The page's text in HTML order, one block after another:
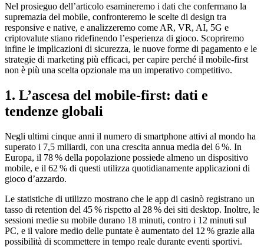
Nel prosieguo dell’articolo esamineremo i dati che confermano la
supremazia del mobile, confronteremo le scelte di design tra
responsive e native, e analizzeremo come AR, VR, AI, 5G e
criptovalute stiano ridefinendo l’esperienza di gioco. Scopriremo
infine le implicazioni di sicurezza, le nuove forme di pagamento e le
strategie di marketing più efficaci, per capire perché il mobile‑first
non è più una scelta opzionale ma un imperativo competitivo.
1. L’ascesa del mobile‑first: dati e
tendenze globali
Negli ultimi cinque anni il numero di smartphone attivi al mondo ha
superato i 7,5 miliardi, con una crescita annua media del 6 %. In
Europa, il 78 % della popolazione possiede almeno un dispositivo
mobile, e il 62 % di questi utilizza quotidianamente applicazioni di
gioco d’azzardo.
Le statistiche di utilizzo mostrano che le app di casinò registrano un
tasso di retention del 45 % rispetto al 28 % dei siti desktop. Inoltre, le
sessioni medie su mobile durano 18 minuti, contro i 12 minuti sul
PC, e il valore medio delle puntate è aumentato del 12 % grazie alla
possibilità di scommettere in tempo reale durante eventi sportivi.